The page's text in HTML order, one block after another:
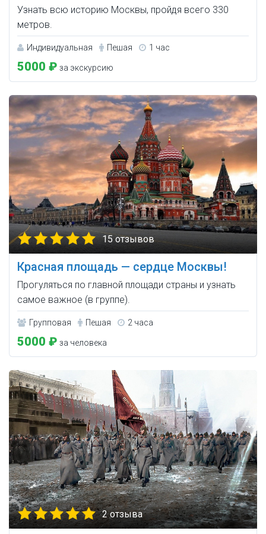
Узнать всю историю Москвы, пройдя всего 330
метров.
Индивидуальная Пешая 1 час
5000 ₽ за экскурсию
15 отзывов
Красная площадь — сердце Москвы!
Прогуляться по главной площади страны и узнать
самое важное (в группе).
Групповая Пешая 2 часа
5000 ₽ за человека
2 отзыва